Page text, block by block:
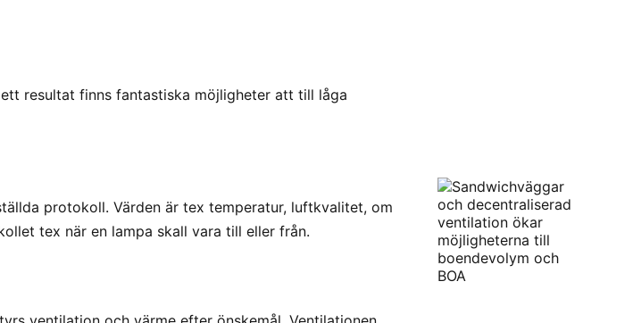
resultat finns fantastiska möjligheter att till låga
protokoll. Värden är tex temperatur, luftkvalitet, om
tex när en lampa skall vara till eller från.